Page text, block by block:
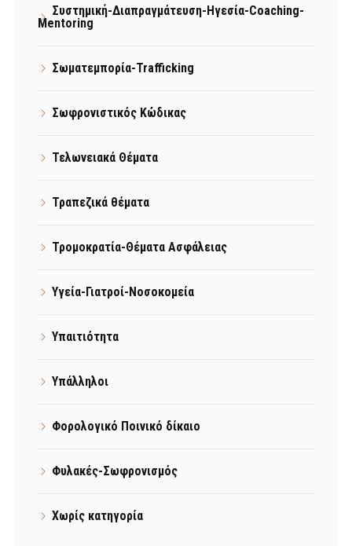
Συστημική-Διαπραγμάτευση-Ηγεσία-Coaching-
Mentoring
Σωματεμπορία-Trafficking
Σωφρονιστικός Κώδικας
Τελωνειακά Θέματα
Τραπεζικά θέματα
Τρομοκρατία-Θέματα Ασφάλειας
Υγεία-Γιατροί-Νοσοκομεία
Υπαιτιότητα
Υπάλληλοι
Φορολογικό Ποινικό δίκαιο
Φυλακές-Σωφρονισμός
Χωρίς κατηγορία